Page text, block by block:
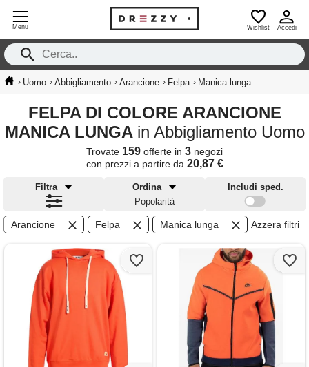
Menu Wishlist Accedi
› Uomo › Abbigliamento › Arancione › Felpa › Manica lunga
FELPA DI COLORE ARANCIONE
MANICA LUNGA in Abbigliamento Uomo
Trovate 159 offerte in 3 negozi
con prezzi a partire da 20,87 €
Filtra
Ordina
Popolarità
Includi sped.
Arancione Felpa Manica lunga Azzera filtri